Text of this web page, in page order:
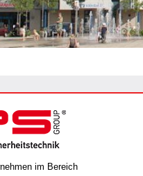
im Bereich